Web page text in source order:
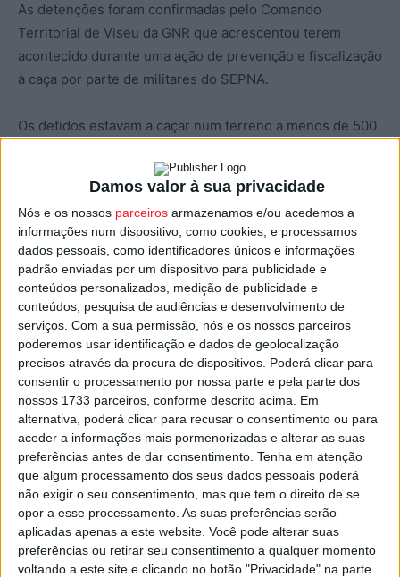
Damos valor à sua privacidade
Nós e os nossos parceiros armazenamos e/ou acedemos a
informações num dispositivo, como cookies, e processamos
dados pessoais, como identificadores únicos e informações
padrão enviadas por um dispositivo para publicidade e
conteúdos personalizados, medição de publicidade e
conteúdos, pesquisa de audiências e desenvolvimento de
serviços. Com a sua permissão, nós e os nossos parceiros
poderemos usar identificação e dados de geolocalização
precisos através da procura de dispositivos. Poderá clicar para
consentir o processamento por nossa parte e pela parte dos
nossos 1733 parceiros, conforme descrito acima. Em
alternativa, poderá clicar para recusar o consentimento ou para
aceder a informações mais pormenorizadas e alterar as suas
preferências antes de dar consentimento. Tenha em atenção
que algum processamento dos seus dados pessoais poderá
não exigir o seu consentimento, mas que tem o direito de se
opor a esse processamento. As suas preferências serão
aplicadas apenas a este website. Você pode alterar suas
preferências ou retirar seu consentimento a qualquer momento
voltando a este site e clicando no botão "Privacidade" na parte
As detenções foram confirmadas pelo Comando
Territorial de Viseu da GNR que acrescentou terem
acontecido durante uma ação de prevenção e fiscalização
à caça por parte de militares do SEPNA.
Os detidos estavam a caçar num terreno a menos de 500
considerada área de refúgio de caça, sendo por isso
considerada área de proteção onde a caça é proibida.
Além das três detenções, foram ainda apreendidas três
armas de caça, três cartas de caçador e 137 cartuchos.
O caso foi enviado para o Tribunal de Mangualde.
Esta e outras notícias para ouvir na Estação Diária – 96.8
FM ou em www.968.fm.
Pub
Penalva do Castelo